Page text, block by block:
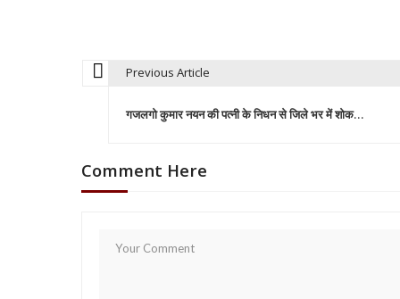
s
Previous Article
गजलगो कुमार नयन की पत्नी के निधन से जिले भर में शोक…
Comment Here